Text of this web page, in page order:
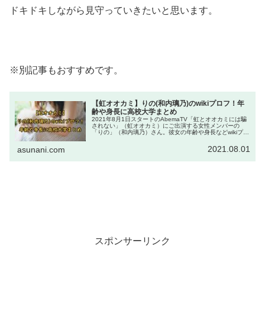
ドキドキしながら見守っていきたいと思います。
※別記事もおすすめです。
【虹オオカミ】りの(和内璃乃)のwikiプロフ！年
齢や身長に高校大学まとめ
2021年8月1日スタートのAbemaTV「虹とオオカミには騙
されない」（虹オオカミ）にご出演する女性メンバーの
「りの」（和内璃乃）さん。彼女の年齢や身長などwikiプロ
経歴は？高校大学など学歴は？性格は？本名は？気になる
asunani.com 2021.08.01
スポンサーリンク